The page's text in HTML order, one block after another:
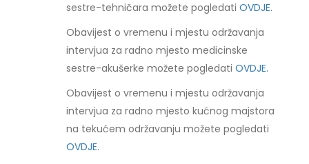
sestre-tehničara možete pogledatiOVDJE.
Obavijest o vremenu i mjestu održavanja
intervjua za radno mjesto medicinske
sestre-akušerke možete pogledatiOVDJE.
Obavijest o vremenu i mjestu održavanja
intervjua za radno mjesto kućnog majstora
na tekućem održavanju možete pogledati
OVDJE.